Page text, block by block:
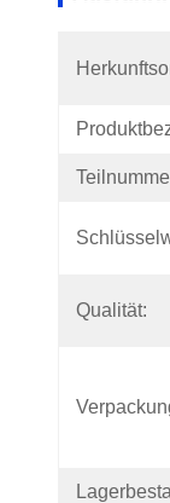
Qualität: